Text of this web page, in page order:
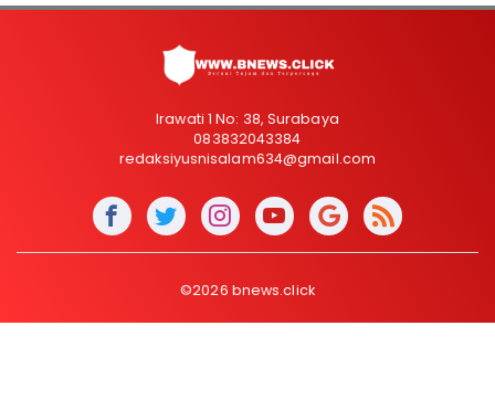
Irawati 1 No: 38, Surabaya
083832043384
redaksiyusnisalam634@gmail.com
©2026 bnews.click